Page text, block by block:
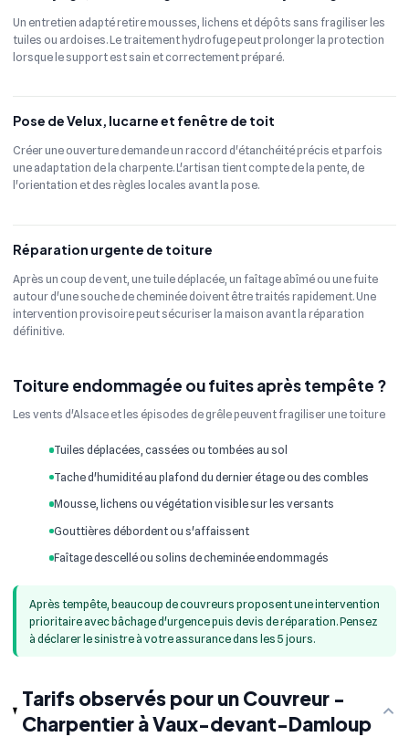
Un entretien adapté retire mousses, lichens et dépôts sans fragiliser les
tuiles ou ardoises. Le traitement hydrofuge peut prolonger la protection
lorsque le support est sain et correctement préparé.
Pose de Velux, lucarne et fenêtre de toit
Créer une ouverture demande un raccord d'étanchéité précis et parfois
une adaptation de la charpente. L'artisan tient compte de la pente, de
l'orientation et des règles locales avant la pose.
Réparation urgente de toiture
Après un coup de vent, une tuile déplacée, un faîtage abîmé ou une fuite
autour d'une souche de cheminée doivent être traités rapidement. Une
intervention provisoire peut sécuriser la maison avant la réparation
définitive.
Toiture endommagée ou fuites après tempête ?
Les vents d'Alsace et les épisodes de grêle peuvent fragiliser une toiture
Tuiles déplacées, cassées ou tombées au sol
Tache d'humidité au plafond du dernier étage ou des combles
Mousse, lichens ou végétation visible sur les versants
Gouttières débordent ou s'affaissent
Faîtage descellé ou solins de cheminée endommagés
Après tempête, beaucoup de couvreurs proposent une intervention
prioritaire avec bâchage d'urgence puis devis de réparation. Pensez
à déclarer le sinistre à votre assurance dans les 5 jours.
Tarifs observés pour un Couvreur -
Charpentier à Vaux-devant-Damloup